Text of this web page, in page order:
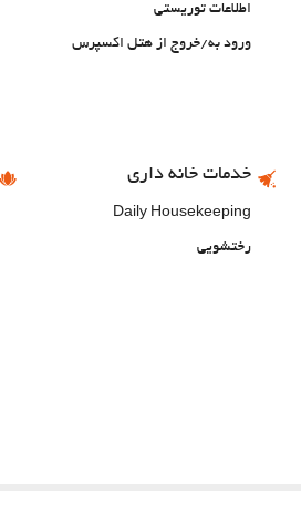
اطلاعات توریستی
ورود به/خروج از هتل اکسپرس
خدمات خانه داری
Daily Housekeeping
رختشویی